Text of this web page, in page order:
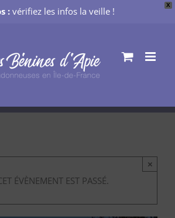
X
: vérifiez les infos la veille !
ÉVÈNEMENT EST PASSÉ.
×